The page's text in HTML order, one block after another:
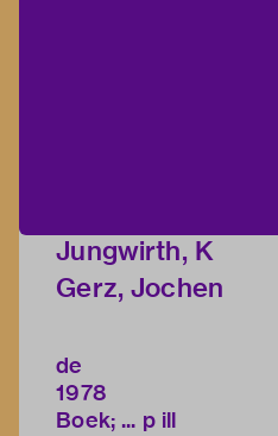
Jungwirth, K
Gerz, Jochen
de
1978
Boek; ... p ill